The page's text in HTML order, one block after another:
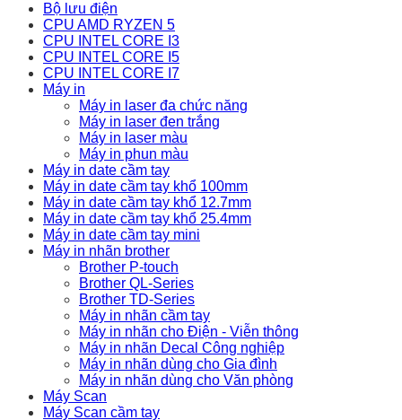
Bộ lưu điện
CPU AMD RYZEN 5
CPU INTEL CORE I3
CPU INTEL CORE I5
CPU INTEL CORE I7
Máy in
Máy in laser đa chức năng
Máy in laser đen trắng
Máy in laser màu
Máy in phun màu
Máy in date cầm tay
Máy in date cầm tay khổ 100mm
Máy in date cầm tay khổ 12.7mm
Máy in date cầm tay khổ 25.4mm
Máy in date cầm tay mini
Máy in nhãn brother
Brother P-touch
Brother QL-Series
Brother TD-Series
Máy in nhãn cầm tay
Máy in nhãn cho Điện - Viễn thông
Máy in nhãn Decal Công nghiệp
Máy in nhãn dùng cho Gia đình
Máy in nhãn dùng cho Văn phòng
Máy Scan
Máy Scan cầm tay